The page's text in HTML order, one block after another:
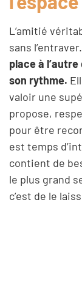
L’amitié
sans l’entraver.
place à
son rythme.
valoir une
propose,
pour être
est temps
contient de
le plus grand
c’est de le